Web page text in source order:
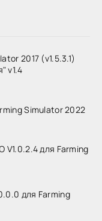
2017 (v1.5.3.1)
v1.4
Simulator 2022
V1.0.2.4 для Farming
для Farming